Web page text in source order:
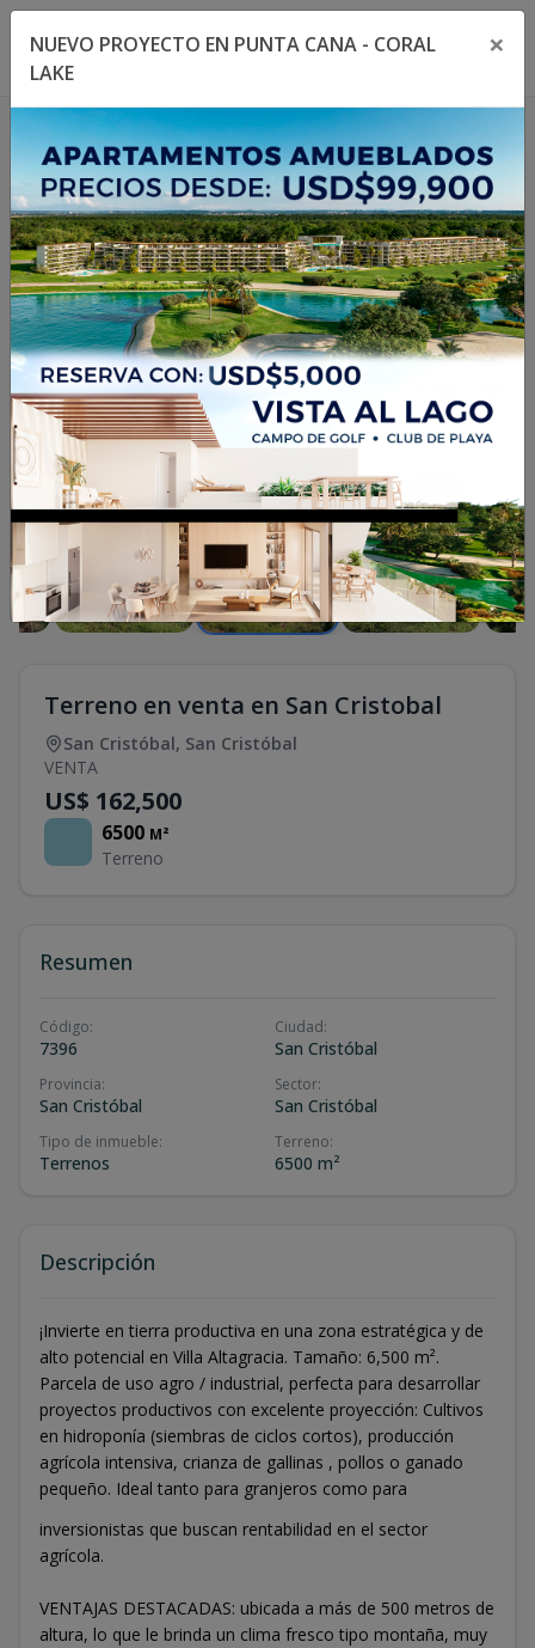
Toggle navigation menu
1/9
Terreno en venta en San Cristobal
San Cristóbal, San Cristóbal
VENTA
US$ 162,500
6500 M²
Terreno
Resumen
Código:
7396
Ciudad:
San Cristóbal
Provincia:
San Cristóbal
Sector:
San Cristóbal
Tipo de inmueble:
Terrenos
Terreno:
6500 m²
Descripción
¡Invierte en tierra productiva en una zona estratégica y de
alto potencial en Villa Altagracia. Tamaño: 6,500 m².
Parcela de uso agro / industrial, perfecta para desarrollar
proyectos productivos con excelente proyección: Cultivos
en hidroponía (siembras de ciclos cortos), producción
agrícola intensiva, crianza de gallinas , pollos o ganado
pequeño. Ideal tanto para granjeros como para
inversionistas que buscan rentabilidad en el sector
agrícola.
VENTAJAS DESTACADAS: ubicada a más de 500 metros de
altura, lo que le brinda un clima fresco tipo montaña, muy
NUEVO PROYECTO EN PUNTA CANA - CORAL
LAKE
×